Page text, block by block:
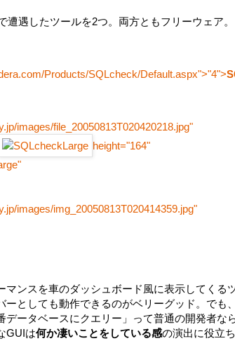
遭遇したツールを2つ。両方ともフリーウェア。
Products/SQLcheck/Default.aspx">"4">
images/file_20050813T020420218.jpg"
height="164"
images/img_20050813T020414359.jpg"
マンスを車のダッシュボード風に表示してくるツ
ーとしても動作できるのがベリーグッド。でも
データベースにクエリー」って普通の開発者な
GUIは何か凄いことをしている感の演出に役立ち